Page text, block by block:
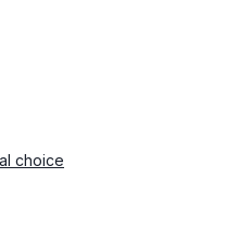
choice